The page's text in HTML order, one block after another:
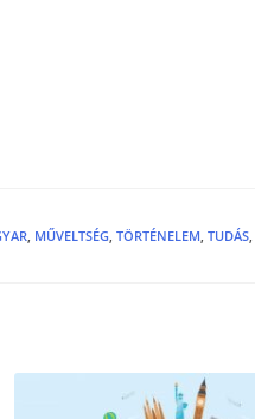
, MŰVELTSÉG, TÖRTÉNELEM, TUDÁS,